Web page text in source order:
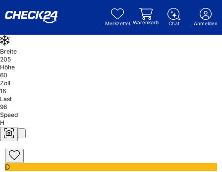
Merkzettel Warenkorb Chat Anmelden
Breite
205
Höhe
60
Zoll
16
Last
96
Speed
H
D